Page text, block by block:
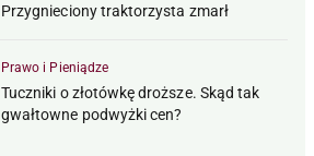
Przygnieciony traktorzysta zmarł
Prawo i Pieniądze
Tuczniki o złotówkę droższe. Skąd tak
gwałtowne podwyżki cen?